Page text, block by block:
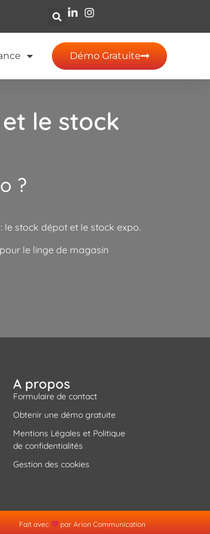
Démo Gratuite
le stock
?
stock dépot et le stock expo.
le linge de magasin
A propos
Formulaire de contact
Obtenir une démo gratuite
Mentions Légales et Politique
de confidentialités
Gestion des cookies
Fait avec par Arion Communication